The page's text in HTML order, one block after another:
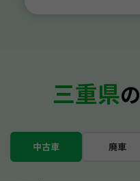
三重県の
中古車 廃車